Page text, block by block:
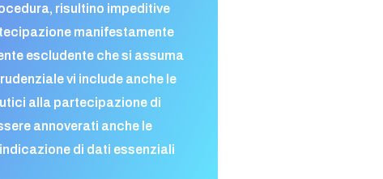
risultino impeditive
manifestamente
escludente che si assuma
vi include anche le
alla partecipazione di
annoverati anche le
di dati essenziali